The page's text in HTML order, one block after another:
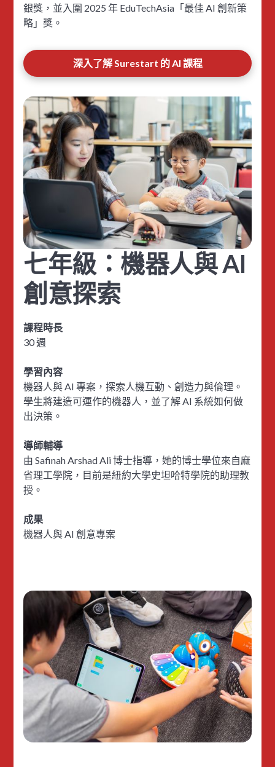
銀獎，並入圍 2025 年 EduTechAsia「最佳 AI 創新策
略」獎。
深入了解 Surestart 的 AI 課程
七年級：機器人與 AI
創意探索
課程時長
30 週
學習內容
機器人與 AI 專案，探索人機互動、創造力與倫理。
學生將建造可運作的機器人，並了解 AI 系統如何做
出決策。
導師輔導
由 Safinah Arshad Ali 博士指導，她的博士學位來自麻
省理工學院，目前是紐約大學史坦哈特學院的助理教
授。
成果
機器人與 AI 創意專案